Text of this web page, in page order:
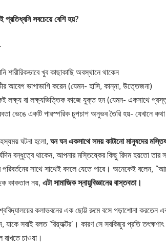
প্রতিধ্বনিসবচেয়েবেশিহয়?
শারীরিকভাবে খুব কাছাকাছি অবস্থানে থাকেন
আবেগ ভাগাভাগি করেন (যেমন- হাসি, কান্না, উত্তেজনা)
লক্ষ্য বা লক্ষ্যভিত্তিক কাজে যুক্ত হন (যেমন- একসাথে
ভেঙে একটি পারস্পরিক চুপচাপ অনুভব তৈরি হয়- যেখানে
ঘটনা হলো, ঘন ঘন একসাথে সময় কাটানো মানুষদের
বন্ধুত্বে থাকেন, আপনার মস্তিষ্কের কিছু রিদম হয়তো
সাথে সাথেই বদলে যেতে পারে। অনেকেই বলেন,
কাকতাল নয়, এটা সামাজিক স্নায়ুবিজ্ঞানের বাস্তবতা।
কলাভবনের এক ছোট্ট রুমে বসে পড়াশোনা
যাকে সবাই বলত ‘রিয়্যাক্টর’। কারণ সে সবকিছুর প্রতি
রাখতে চাওয়া।